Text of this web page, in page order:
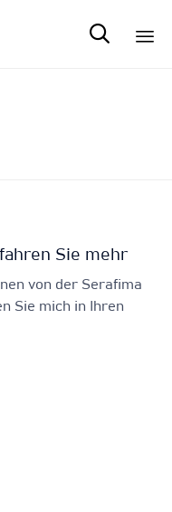

Sie mehr
von der Serafima
Sie mich in Ihren